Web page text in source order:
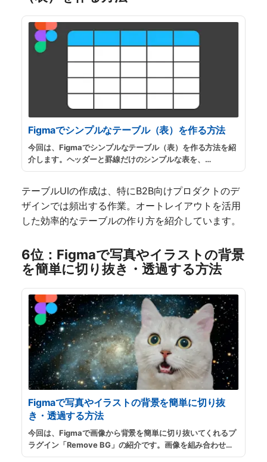
Figmaでシンプルなテーブル（表）を作る方法
今回は、Figmaでシンプルなテーブル（表）を作る方法を紹
介します。ヘッダーと罫線だけのシンプルな表を、
「Component」と「Auto Layout」を使って丁寧に作成し
すので、よかったらご活用ください。...続きを読む
テーブルUIの作成は、特にB2B向けプロダクトのデ
ザインでは頻出する作業。オートレイアウトを活用
した効率的なテーブルの作り方を紹介しています。
6位：Figmaで写真やイラストの背景
を簡単に切り抜き・透過する方法
Figmaで写真やイラストの背景を簡単に切り抜
き・透過する方法
今回は、Figmaで画像から背景を簡単に切り抜いてくれるプ
ラグイン「Remove BG」の紹介です。画像を組み合わせて
コラージュ画像を作りたい時や、写真から人物を抜き出した